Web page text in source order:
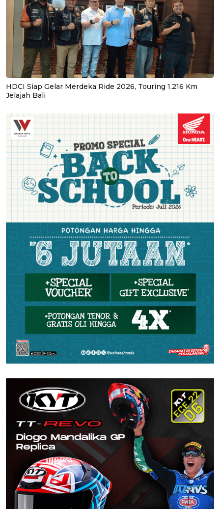
HDCI Siap Gelar Merdeka Ride 2026, Touring 1.216 Km
Jelajah Bali